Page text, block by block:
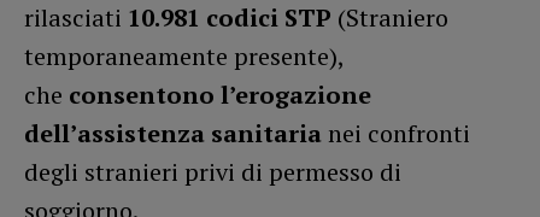
rilasciati 10.981 codici STP (Straniero
temporaneamente presente),
che consentono l’erogazione
dell’assistenza sanitaria nei confronti
degli stranieri privi di permesso di